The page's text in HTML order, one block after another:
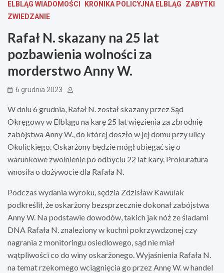
ELBLĄG WIADOMOŚCI KRONIKA POLICYJNA ELBLĄG
ZABYTKI
ZWIEDZANIE
Rafał N. skazany na 25 lat
pozbawienia wolności za
morderstwo Anny W.
6 grudnia 2023
W dniu 6 grudnia, Rafał N. został skazany przez Sąd
Okręgowy w Elblągu na karę 25 lat więzienia za zbrodnię
zabójstwa Anny W., do której doszło w jej domu przy ulicy
Okulickiego. Oskarżony będzie mógł ubiegać się o
warunkowe zwolnienie po odbyciu 22 lat kary. Prokuratura
wnosiła o dożywocie dla Rafała N.
Podczas wydania wyroku, sędzia Zdzisław Kawulak
podkreślił, że oskarżony bezsprzecznie dokonał zabójstwa
Anny W. Na podstawie dowodów, takich jak nóż ze śladami
DNA Rafała N. znaleziony w kuchni pokrzywdzonej czy
nagrania z monitoringu osiedlowego, sąd nie miał
wątpliwości co do winy oskarżonego. Wyjaśnienia Rafała N.
na temat rzekomego wciągnięcia go przez Annę W. w handel